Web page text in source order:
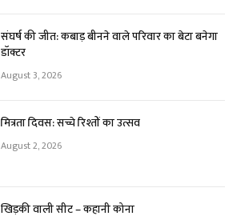
संघर्ष की जीत: कबाड़ बीनने वाले परिवार का बेटा बनेगा
डॉक्टर
August 3, 2026
मित्रता दिवस: सच्चे रिश्तों का उत्सव
August 2, 2026
खिड़की वाली सीट – कहानी कोना